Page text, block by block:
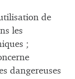
de
les
;
dangereuses